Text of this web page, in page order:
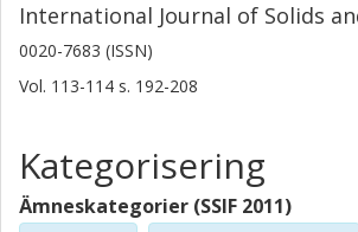
International Journal of Solids
0020-7683 (ISSN)
Vol. 113-114 s. 192-208
Kategorisering
Ämneskategorier (SSIF 2011)